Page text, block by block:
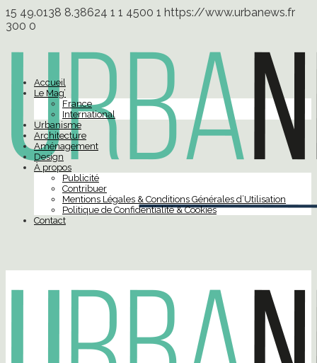
15 49.0138 8.38624 1 1 4500 1 https://www.urbanews.fr
300 0
Accueil
Le Mag’
France
International
Urbanisme
Architecture
Aménagement
Design
À propos
Publicité
Contribuer
Mentions Légales & Conditions Générales d’Utilisation
Politique de Confidentialité & Cookies
Contact